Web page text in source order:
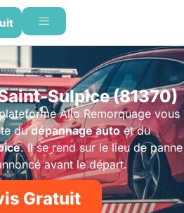
Sulpice (81370)
Allo Remorquage vous
dudépannage autoet du
. Il se rend sur le lieu de panne
avant le départ.
Gratuit